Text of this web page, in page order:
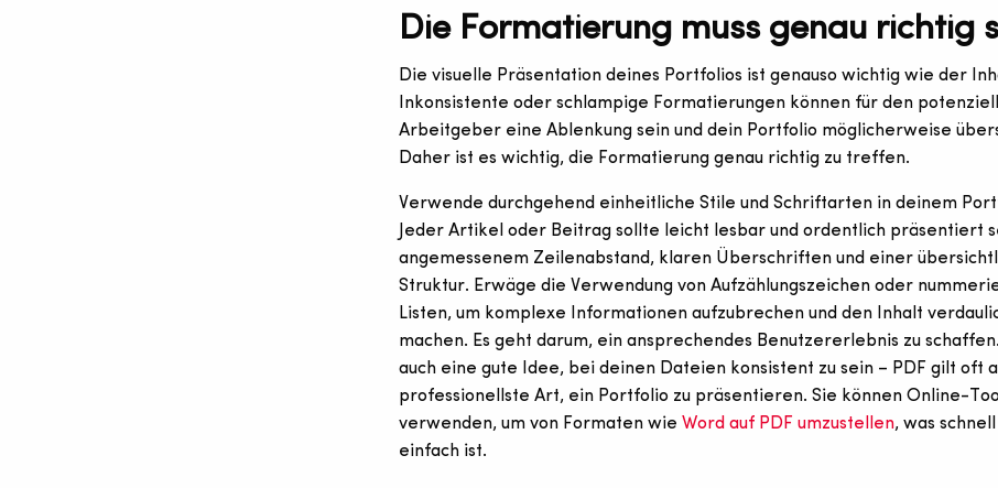
Die Formatierung muss genau richtig
Die visuelle Präsentation deines Portfolios ist genauso wichtig wie der
Inkonsistente oder schlampige Formatierungen können für den
Arbeitgeber eine Ablenkung sein und dein Portfolio möglicherweise
Daher ist es wichtig, die Formatierung genau richtig zu treffen.
Verwende durchgehend einheitliche Stile und Schriftarten in deinem
Jeder Artikel oder Beitrag sollte leicht lesbar und ordentlich präsentiert
angemessenem Zeilenabstand, klaren Überschriften und einer
Struktur. Erwäge die Verwendung von Aufzählungszeichen oder
Listen, um komplexe Informationen aufzubrechen und den Inhalt
machen. Es geht darum, ein ansprechendes Benutzererlebnis zu
auch eine gute Idee, bei deinen Dateien konsistent zu sein – PDF gilt oft
professionellste Art, ein Portfolio zu präsentieren. Sie können Online-
verwenden, um von Formaten wie Word auf PDF umzustellen, was schnell
einfach ist.